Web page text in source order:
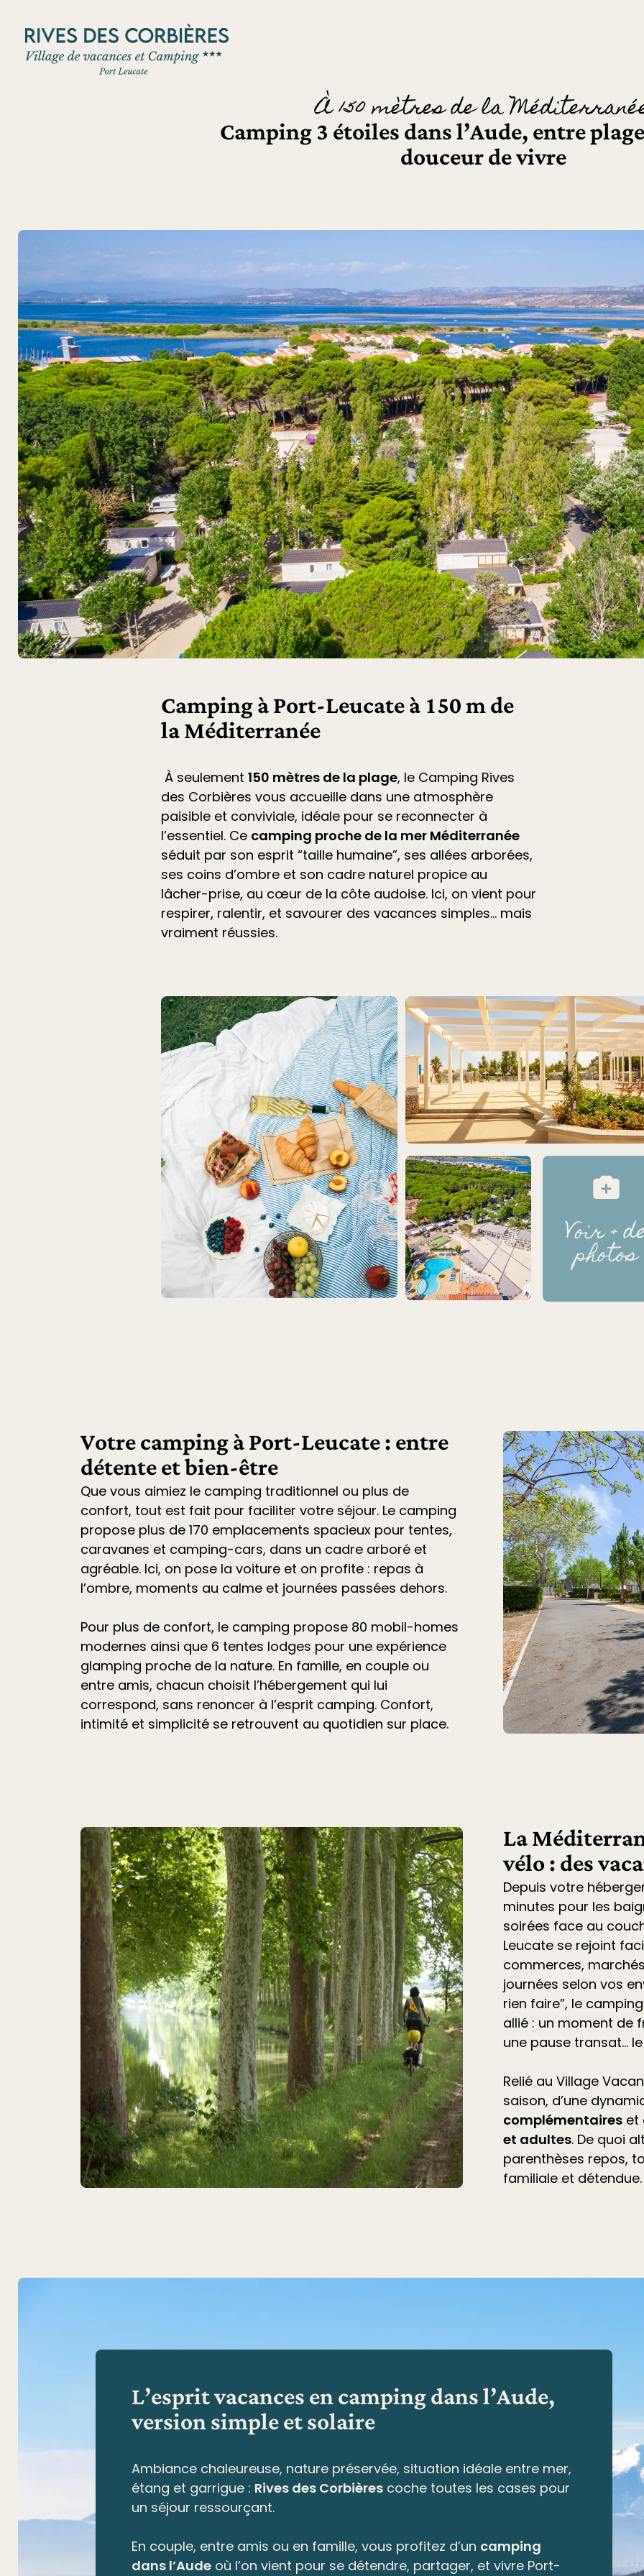
À 150 mètres de la
Camping 3 étoiles dans l’Aude, entre
douceur de vivre
Camping à Port-Leucate à 150 m de
la Méditerranée
À seulement 150 mètres de la plage, le Camping Rives
des Corbières vous accueille dans une atmosphère
paisible et conviviale, idéale pour se reconnecter à
l’essentiel. Ce camping proche de la mer Méditerranée
séduit par son esprit “taille humaine”, ses allées arborées,
ses coins d’ombre et son cadre naturel propice au
lâcher-prise, au cœur de la côte audoise. Ici, on vient pour
respirer, ralentir, et savourer des vacances simples… mais
vraiment réussies.
Voir +
photos
Votre camping à Port-Leucate : entre
détente et bien-être
Que vous aimiez le camping traditionnel ou plus de
confort, tout est fait pour faciliter votre séjour. Le camping
propose plus de 170 emplacements spacieux pour tentes,
caravanes et camping-cars, dans un cadre arboré et
agréable. Ici, on pose la voiture et on profite : repas à
l’ombre, moments au calme et journées passées dehors.
Pour plus de confort, le camping propose 80 mobil-homes
modernes ainsi que 6 tentes lodges pour une expérience
glamping proche de la nature. En famille, en couple ou
entre amis, chacun choisit l’hébergement qui lui
correspond, sans renoncer à l’esprit camping. Confort,
intimité et simplicité se retrouvent au quotidien sur place.
La
vélo : des
Depuis votre
minutes pour les
soirées face au
Leucate se rejoint
commerces,
journées selon vos
rien faire”, le
allié : un moment de
une pause transat…
Relié au Village
saison, d’une
complémentaires et
et adultes. De quoi
parenthèses repos,
familiale et détendue.
L’esprit vacances en camping dans l’Aude,
version simple et solaire
Ambiance chaleureuse, nature préservée, situation idéale entre mer,
étang et garrigue : Rives des Corbièrescoche toutes les cases pour
un séjour ressourçant.
En couple, entre amis ou en famille, vous profitez d’un camping
dans l’Audeoù l’on vient pour se détendre, partager, et vivre Port-